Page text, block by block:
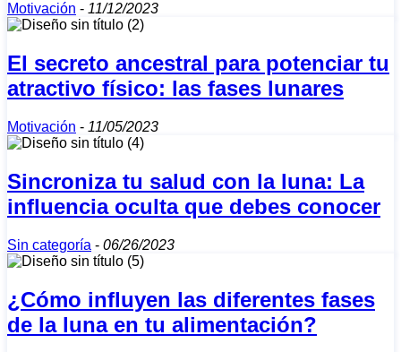
Motivación - 11/12/2023
El secreto ancestral para potenciar tu
atractivo físico: las fases lunares
Motivación - 11/05/2023
Sincroniza tu salud con la luna: La
influencia oculta que debes conocer
Sin categoría - 06/26/2023
¿Cómo influyen las diferentes fases
de la luna en tu alimentación?